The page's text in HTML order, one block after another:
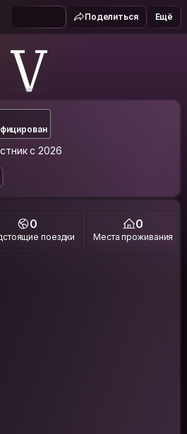
Поделиться Ещё
V
с 2026
0
поездки
0
Места проживания